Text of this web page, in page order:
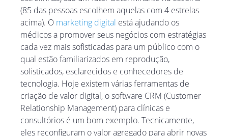
(85 das pessoas escolhem aquelas com 4 estrelas
acima). O marketing digital está ajudando os
médicos a promover seus negócios com estratégias
cada vez mais sofisticadas para um público com o
qual estão familiarizados em reprodução,
sofisticados, esclarecidos e conhecedores de
tecnologia. Hoje existem várias ferramentas de
criação de valor digital, o software CRM (Customer
Relationship Management) para clínicas e
consultórios é um bom exemplo. Tecnicamente,
eles reconfiguram o valor agregado para abrir novas